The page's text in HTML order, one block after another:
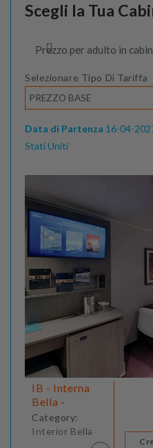
Scegli la Tua
Prezzo per adulto in
Selezionare Tipo Di Tariffa
PREZZO BASE
Data di Partenza 16-04-
Stati Uniti
IB - Interna
Bella -
Category:
Interior Bella